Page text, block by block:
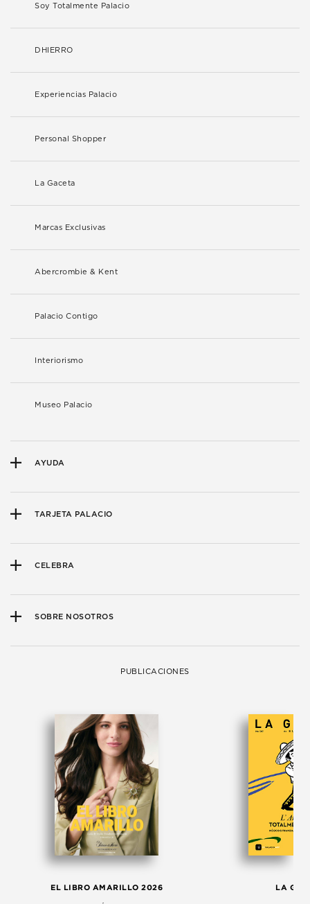
Soy Totalmente Palacio
DHIERRO
Experiencias Palacio
Personal Shopper
La Gaceta
Marcas Exclusivas
Abercrombie & Kent
Palacio Contigo
Interiorismo
Museo Palacio
AYUDA
TARJETA PALACIO
CELEBRA
SOBRE NOSOTROS
PUBLICACIONES
EL LIBRO AMARILLO 2026 LA